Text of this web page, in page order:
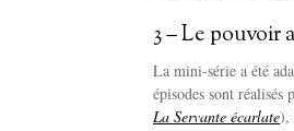
3 – Le pouvoir
La mini-série a été
épisodes sont réalisés
La Servante écarlate),